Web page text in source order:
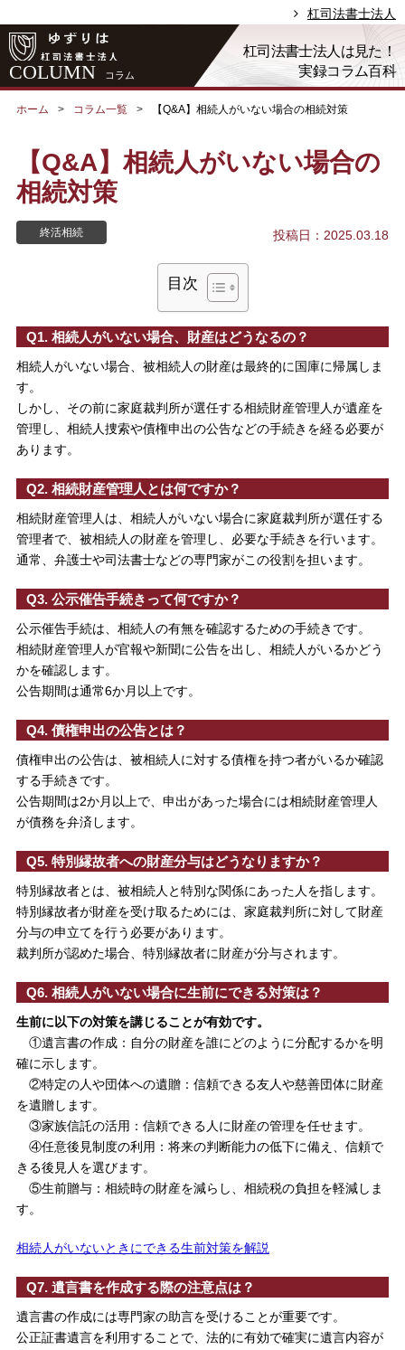
杠司法書士法人
COLUMN コラム
杠司法書士法人は見た！
実録コラム百科
ホーム コラム一覧 【Q&A】相続人がいない場合の相続対策
【Q&A】相続人がいない場合の
相続対策
終活相続 投稿日：2025.03.18
目次
Q1. 相続人がいない場合、財産はどうなるの？
相続人がいない場合、被相続人の財産は最終的に国庫に帰属しま
す。
しかし、その前に家庭裁判所が選任する相続財産管理人が遺産を
管理し、相続人捜索や債権申出の公告などの手続きを経る必要が
あります。
Q2. 相続財産管理人とは何ですか？
相続財産管理人は、相続人がいない場合に家庭裁判所が選任する
管理者で、被相続人の財産を管理し、必要な手続きを行います。
通常、弁護士や司法書士などの専門家がこの役割を担います。
Q3. 公示催告手続きって何ですか？
公示催告手続は、相続人の有無を確認するための手続きです。
相続財産管理人が官報や新聞に公告を出し、相続人がいるかどう
かを確認します。
公告期間は通常6か月以上です。
Q4. 債権申出の公告とは？
債権申出の公告は、被相続人に対する債権を持つ者がいるか確認
する手続きです。
公告期間は2か月以上で、申出があった場合には相続財産管理人
が債務を弁済します。
Q5. 特別縁故者への財産分与はどうなりますか？
特別縁故者とは、被相続人と特別な関係にあった人を指します。
特別縁故者が財産を受け取るためには、家庭裁判所に対して財産
分与の申立てを行う必要があります。
裁判所が認めた場合、特別縁故者に財産が分与されます。
Q6. 相続人がいない場合に生前にできる対策は？
生前に以下の対策を講じることが有効です。
①遺言書の作成：自分の財産を誰にどのように分配するかを明
確に示します。
②特定の人や団体への遺贈：信頼できる友人や慈善団体に財産
を遺贈します。
③家族信託の活用：信頼できる人に財産の管理を任せます。
④任意後見制度の利用：将来の判断能力の低下に備え、信頼で
きる後見人を選びます。
⑤生前贈与：相続時の財産を減らし、相続税の負担を軽減しま
す。
相続人がいないときにできる生前対策を解説
Q7. 遺言書を作成する際の注意点は？
遺言書の作成には専門家の助言を受けることが重要です。
公正証書遺言を利用することで、法的に有効で確実に遺言内容が